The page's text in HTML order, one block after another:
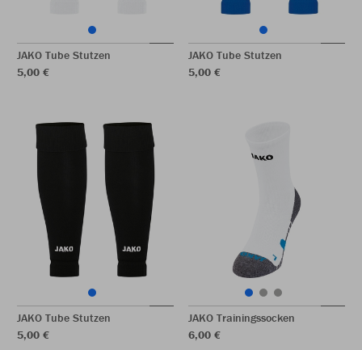
JAKO Tube Stutzen
5,00 €
JAKO Tube Stutzen
5,00 €
JAKO Tube Stutzen
5,00 €
JAKO Trainingssocken
6,00 €